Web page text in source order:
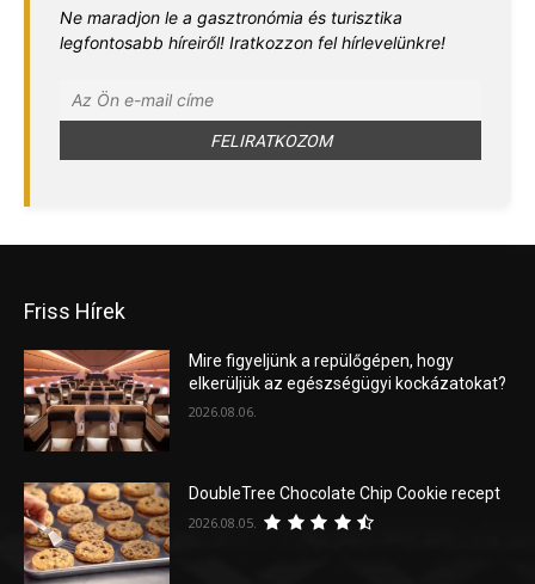
Ne maradjon le a gasztronómia és turisztika
legfontosabb híreiről! Iratkozzon fel hírlevelünkre!
Friss Hírek
Mire figyeljünk a repülőgépen, hogy
elkerüljük az egészségügyi kockázatokat?
2026.08.06.
DoubleTree Chocolate Chip Cookie recept
2026.08.05.